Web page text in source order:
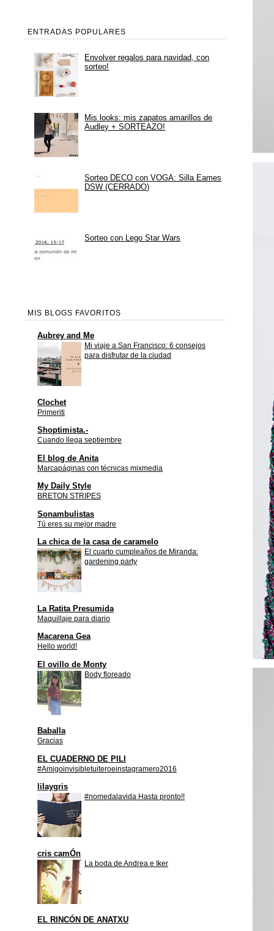
ENTRADAS POPULARES
Envolver regalos para navidad, con
sorteo!
Mis looks: mis zapatos amarillos de
Audley + SORTEAZO!
Sorteo DECO con VOGA: Silla Eames
DSW (CERRADO)
Sorteo con Lego Star Wars
MIS BLOGS FAVORITOS
Aubrey and Me
Mi viaje a San Francisco: 6 consejos
para disfrutar de la ciudad
Clochet
Primeriti
Shoptimista.-
Cuando llega septiembre
El blog de Anita
Marcapáginas con técnicas mixmedia
My Daily Style
BRETON STRIPES
Sonambulistas
Tú eres su mejor madre
La chica de la casa de caramelo
El cuarto cumpleaños de Miranda:
gardening party
La Ratita Presumida
Maquillaje para diario
Macarena Gea
Hello world!
El ovillo de Monty
Body floreado
Baballa
Gracias
EL CUADERNO DE PILI
#Amigoinvisibletuiteroeinstagramero2016
lilaygris
#nomedalavida Hasta pronto!!
cris camÓn
La boda de Andrea e Iker
EL RINCÓN DE ANATXU